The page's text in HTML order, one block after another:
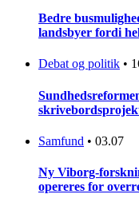
Bedre
landsbyer fordi
Debat og politik •
Samfund • 03.07
Ny Viborg-
opereres for